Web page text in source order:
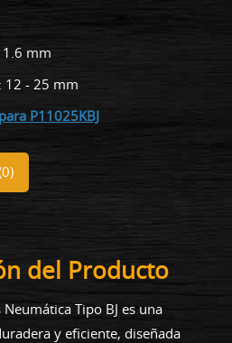
mm
12 - 25 mm
P11025KBJ
0)
del Producto
Tipo BJ es una
y eficiente, diseñada